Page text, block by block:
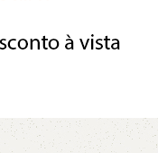
XPZ